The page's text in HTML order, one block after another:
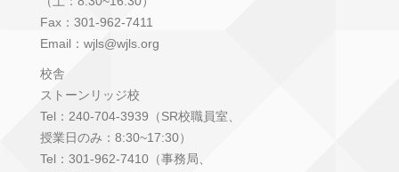
Fax：301-962-7411
Email：wjls@wjls.org
校舎
ストーンリッジ校
Tel：240-704-3939（SR校職員室、
授業日のみ：8:30~17:30）
Tel：301-962-7410（事務局、